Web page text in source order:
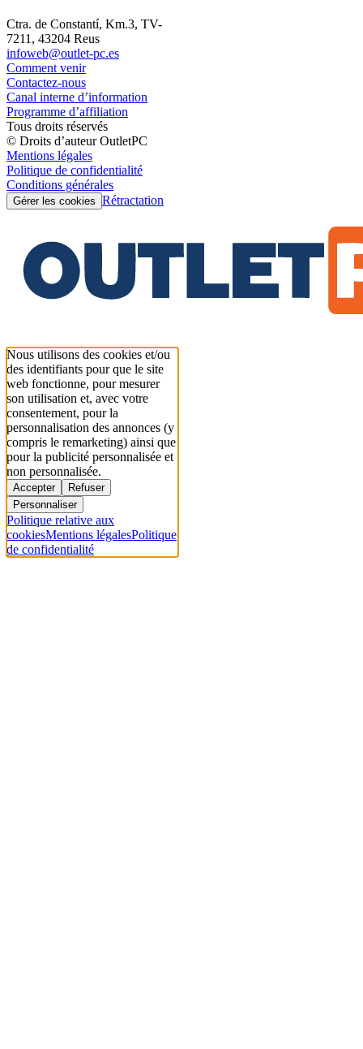
Ctra. de Constantí, Km.3, TV-
7211, 43204 Reus
infoweb@outlet-pc.es
Comment venir
Contactez-nous
Canal interne d’information
Programme d’affiliation
Tous droits réservés
© Droits d’auteur OutletPC
Mentions légales
Politique de confidentialité
Conditions générales
Gérer les cookies Rétractation
Nous utilisons des cookies et/ou
des identifiants pour que le site
web fonctionne, pour mesurer
son utilisation et, avec votre
consentement, pour la
personnalisation des annonces (y
compris le remarketing) ainsi que
pour la publicité personnalisée et
non personnalisée.
Accepter
Refuser
Personnaliser
Politique relative aux
cookiesMentions légalesPolitique
de confidentialité